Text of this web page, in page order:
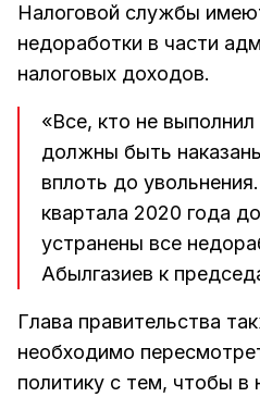
Налоговой службы
недоработки в части
налоговых доходов.
«Все, кто не
должны быть
вплоть до
квартала 2020 года
устранены все
Абылгазиев к
Глава правительства
необходимо
политику с тем, чтобы в